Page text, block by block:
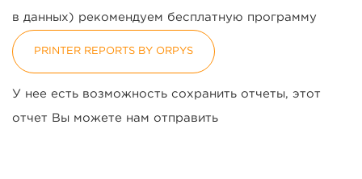
в данных) рекомендуем бесплатную программу
PRINTER REPORTS BY ORPYS
У нее есть возможность сохранить отчеты, этот
отчет Вы можете нам отправить